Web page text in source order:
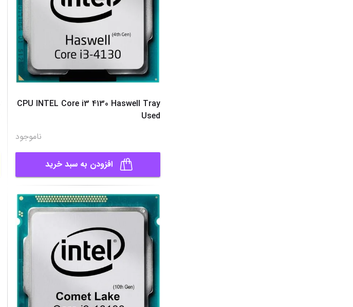
CPU INTEL Core i3 4130 Haswell Tray
Used
ناموجود
افزودن به سبد خرید